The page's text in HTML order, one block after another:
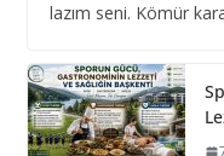
lazım seni. Kömür